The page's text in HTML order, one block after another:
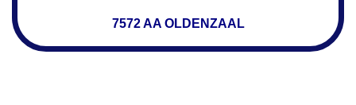
7572 AA OLDENZAAL